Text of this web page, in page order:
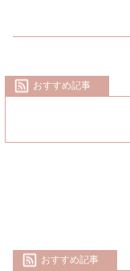
おすすめ記事
おすすめ記事